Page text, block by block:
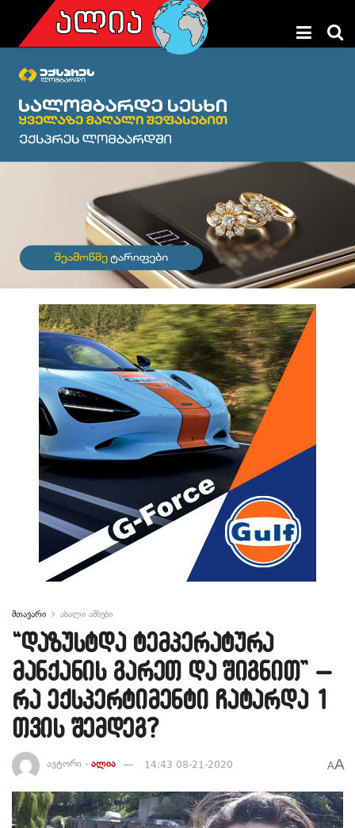
მთავარი ახალი ამბები
“დაზუსტდა ტემპერატურა
მანქანის გარეთ და შიგნით” –
რა ექსპერტიმენტი ჩატარდა 1
თვის შემდეგ?
ავტორი - ალია 14:43 08-21-2020 AA